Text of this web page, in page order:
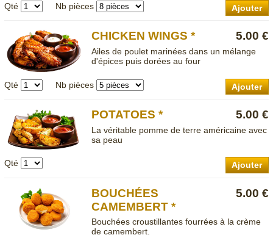
Qté Nb pièces Ajouter
5.00 €
CHICKEN WINGS *
Ailes de poulet marinées dans un mélange
d'épices puis dorées au four
Qté Nb pièces Ajouter
5.00 €
POTATOES *
La véritable pomme de terre américaine avec
sa peau
Qté Ajouter
5.00 €
BOUCHÉES
CAMEMBERT *
Bouchées croustillantes fourrées à la crème
de camembert.